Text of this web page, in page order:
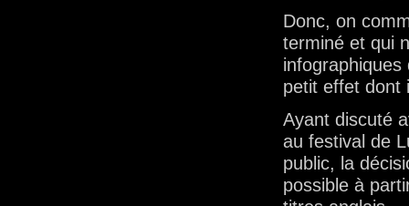
Donc, on
terminé et qui
petit effet
Ayant discuté
au festival de
public, la
possible à